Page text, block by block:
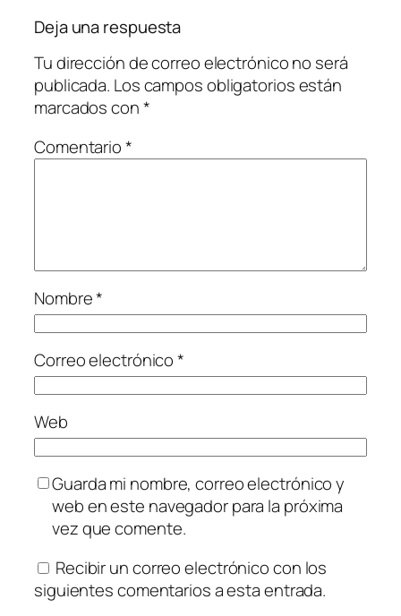
Deja una respuesta
Tu dirección de correo electrónico no será
publicada. Los campos obligatorios están
marcados con*
Comentario*
Nombre*
Correo electrónico*
Web
Guarda mi nombre, correo electrónico y
web en este navegador para la próxima
vez que comente.
Recibir un correo electrónico con los
siguientes comentarios a esta entrada.